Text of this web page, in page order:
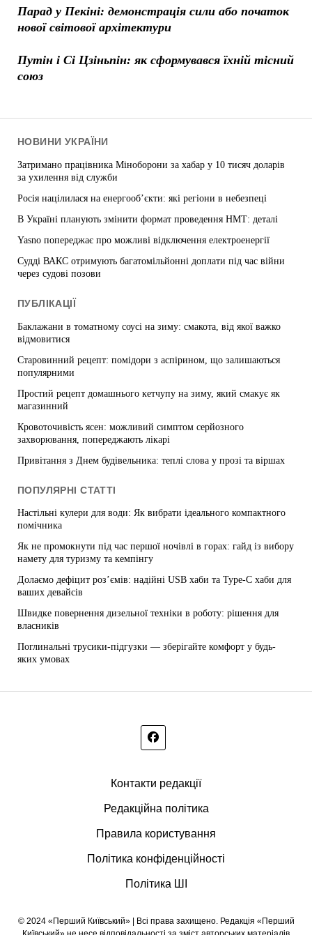
Парад у Пекіні: демонстрація сили або початок
нової світової архітектури
Путін і Сі Цзіньпін: як сформувався їхній тісний
союз
НОВИНИ УКРАЇНИ
Затримано працівника Міноборони за хабар у 10 тисяч доларів
за ухилення від служби
Росія націлилася на енергооб’єкти: які регіони в небезпеці
В Україні планують змінити формат проведення НМТ: деталі
Yasno попереджає про можливі відключення електроенергії
Судді ВАКС отримують багатомільйонні доплати під час війни
через судові позови
ПУБЛІКАЦІЇ
Баклажани в томатному соусі на зиму: смакота, від якої важко
відмовитися
Старовинний рецепт: помідори з аспірином, що залишаються
популярними
Простий рецепт домашнього кетчупу на зиму, який смакує як
магазинний
Кровоточивість ясен: можливий симптом серйозного
захворювання, попереджають лікарі
Привітання з Днем будівельника: теплі слова у прозі та віршах
ПОПУЛЯРНІ СТАТТІ
Настільні кулери для води: Як вибрати ідеального компактного
помічника
Як не промокнути під час першої ночівлі в горах: гайд із вибору
намету для туризму та кемпінгу
Долаємо дефіцит роз’ємів: надійні USB хаби та Type-C хаби для
ваших девайсів
Швидке повернення дизельної техніки в роботу: рішення для
власників
Поглинальні трусики-підгузки — зберігайте комфорт у будь-
яких умовах
Контакти редакції
Редакційна політика
Правила користування
Політика конфіденційності
Політика ШІ
© 2024 «Перший Київський» | Всі права захищено. Редакція «Перший